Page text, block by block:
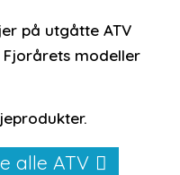
på utgåtte ATV
modeller
alle ATV